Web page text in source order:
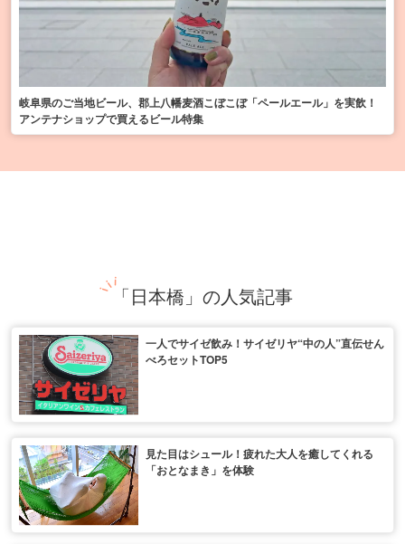
岐阜県のご当地ビール、郡上八幡麦酒こぼこぼ「ペールエール」を実飲！
アンテナショップで買えるビール特集
「日本橋」の人気記事
一人でサイゼ飲み！サイゼリヤ“中の人”直伝せん
べろセットTOP5
見た目はシュール！疲れた大人を癒してくれる
「おとなまき」を体験